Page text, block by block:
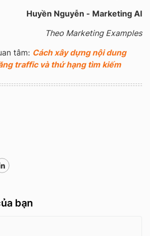
Huyền Nguyễn - Marketing AI
Theo Marketing Examples
tâm: Cách xây dựng nội dung
traffic và thứ hạng tìm kiếm
bạn